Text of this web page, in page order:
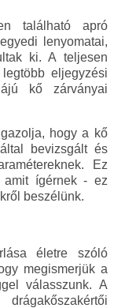
található apró
lenyomatai,
ki. A teljesen
eljegyzési
kő zárványai
hogy a kő
bevizsgált és
Ez
amit ígérnek - ez
beszélünk.
életre szóló
megismerjük a
válasszunk. A